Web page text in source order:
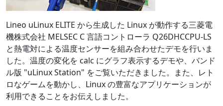
Lineo uLinux ELITE から生成した Linux が動作する三菱電
機株式会社 MELSEC C 言語コントローラ Q26DHCCPU-LS
と熱電対による温度センサーを組み合わせたデモを行いま
した。温度の変化を calc にグラフ表示するデモや、バンド
ル版 "uLinux Station" をご覧いただきました。また、レト
ロなゲームを動かし、Linux の豊富なアプリケーションが
利用できることをお伝えしました。